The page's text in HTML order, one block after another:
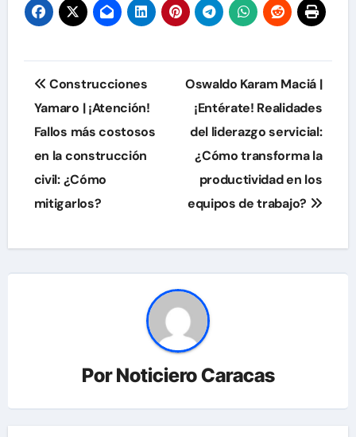
entradas
Navegación
de
entradas
Construcciones
Yamaro | ¡Atención!
Fallos más costosos
en la construcción
civil: ¿Cómo
mitigarlos?
Oswaldo Karam Maciá |
¡Entérate! Realidades
del liderazgo servicial:
¿Cómo transforma la
productividad en los
equipos de trabajo?
PorNoticiero Caracas